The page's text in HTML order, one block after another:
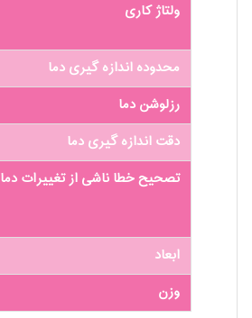
ولتاژ کاری
محدوده اندازه گیری دما
رزلوشن دما
دقت اندازه گیری دما
تصحیح خطا ناشی از تغییرات دما
ابعاد
وزن